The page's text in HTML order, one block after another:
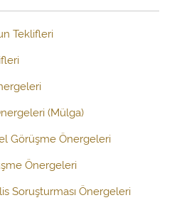
Teklifleri
(Mülga)
Görüşme Önergeleri
Önergeleri
Soruşturması Önergeleri